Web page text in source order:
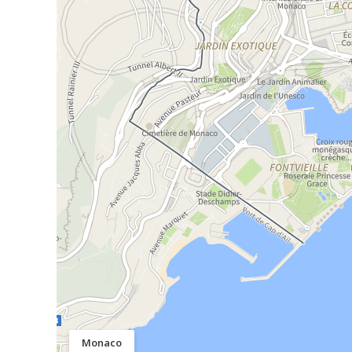
Monaco